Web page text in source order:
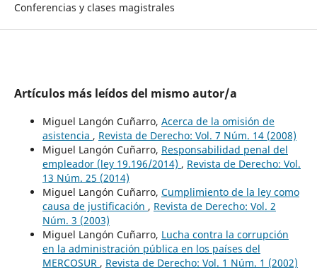
Conferencias y clases magistrales
Artículos más leídos del mismo autor/a
Miguel Langón Cuñarro, Acerca de la omisión de
asistencia , Revista de Derecho: Vol. 7 Núm. 14 (2008)
Miguel Langón Cuñarro, Responsabilidad penal del
empleador (ley 19.196/2014) , Revista de Derecho: Vol.
13 Núm. 25 (2014)
Miguel Langón Cuñarro, Cumplimiento de la ley como
causa de justificación , Revista de Derecho: Vol. 2
Núm. 3 (2003)
Miguel Langón Cuñarro, Lucha contra la corrupción
en la administración pública en los países del
MERCOSUR , Revista de Derecho: Vol. 1 Núm. 1 (2002)